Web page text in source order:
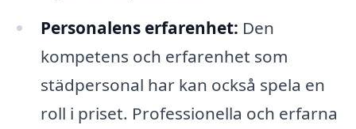
Personalens erfarenhet: Den
kompetens och erfarenhet som
städpersonal har kan också spela en
roll i priset. Professionella och erfarna